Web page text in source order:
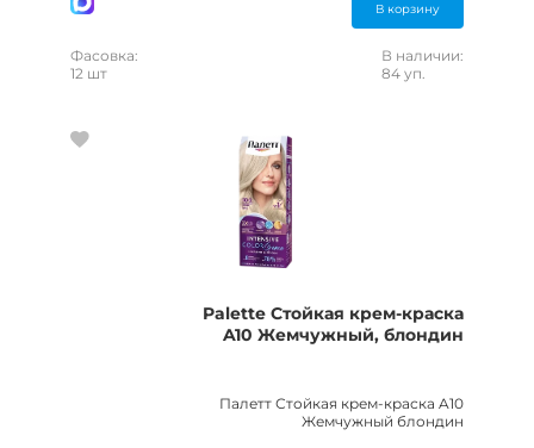
В корзину
Фасовка:
12 шт
В наличии:
84 уп.
Palette Стойкая крем-краска
A10 Жемчужный, блондин
Палетт Стойкая крем-краска A10
Жемчужный блондин